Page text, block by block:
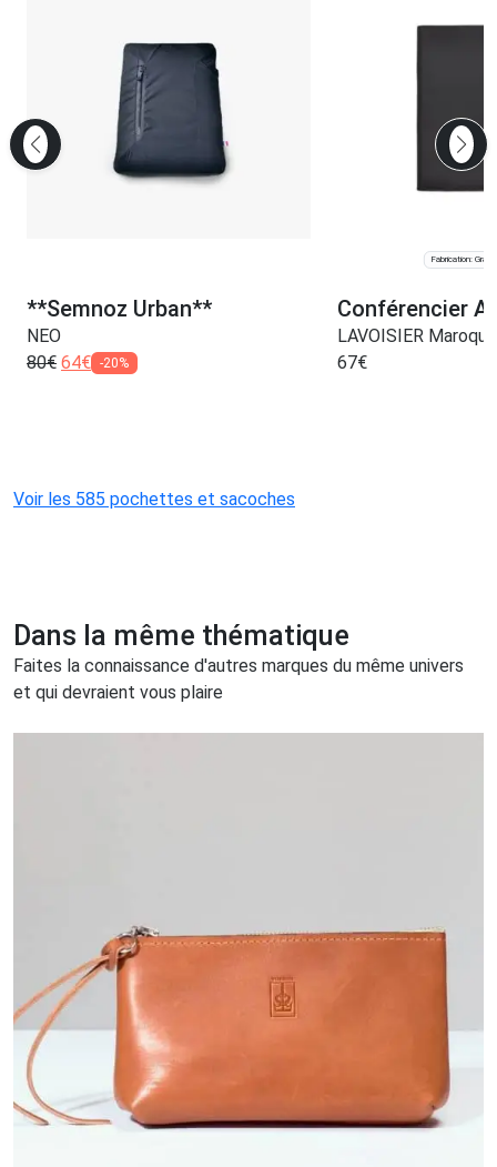
**Semnoz Urban**
NEO
80€ 64€ -20%
Fabrication:
Conférencier
LAVOISIER
67€
Voir les 585 pochettes et sacoches
Dans la même thématique
Faites la connaissance d'autres marques du même univers
et qui devraient vous plaire